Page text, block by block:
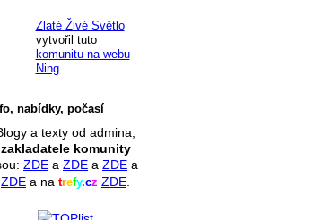
Zlaté Živé Světlo
vytvořil tuto
komunitu na webu
Ning.
nabídky, počasí
a texty od admina,
zakladatele komunity
ZDE a ZDE a ZDE a
ZDE a na trefy.cz ZDE